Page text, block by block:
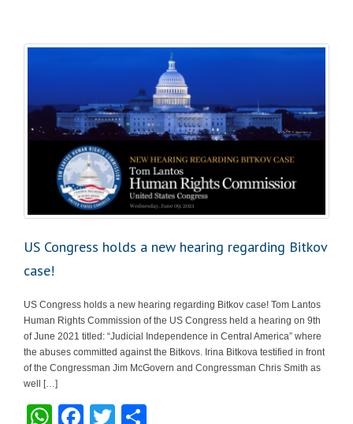
US Congress holds a new hearing regarding Bitkov
case!
US Congress holds a new hearing regarding Bitkov case! Tom Lantos
Human Rights Commission of the US Congress held a hearing on 9th
of June 2021 titled: “Judicial Independence in Central America” where
the abuses committed against the Bitkovs. Irina Bitkova testified in front
of the Congressman Jim McGovern and Congressman Chris Smith as
well […]
W
F
T